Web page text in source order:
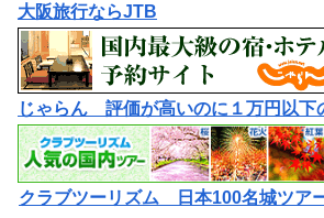
大阪旅行ならJTB
じゃらん 評価が高いのに１万円以下
クラブツーリズム 日本100名城ツア